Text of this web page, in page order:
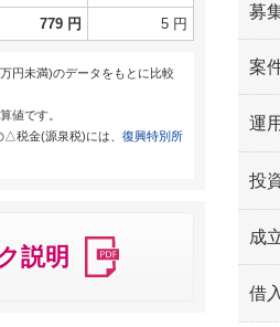
779 円 5 円
円未満)のデータをもとに比較
値です。
△税金(源泉税)には、 復興特別所
説明
募
案
運
投
成
借